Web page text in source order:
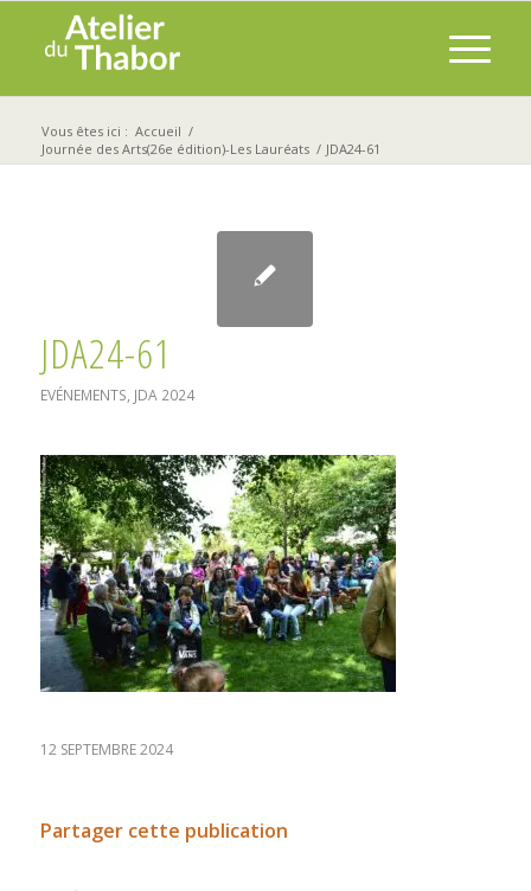
Vous êtes ici : Accueil /
Journée des Arts(26e édition)-Les Lauréats / JDA24-61
JDA24-61
EVÉNEMENTS, JDA 2024
12 SEPTEMBRE 2024
Partager cette publication